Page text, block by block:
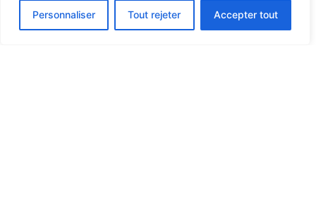
Personnaliser Tout rejeter Accepter tout